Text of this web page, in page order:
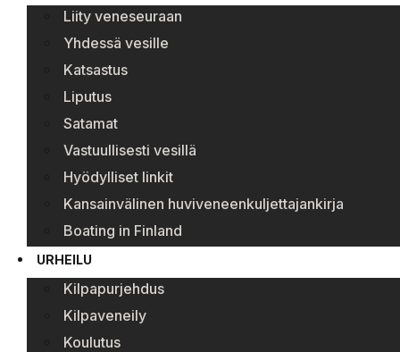
Liity veneseuraan
Yhdessä vesille
Katsastus
Liputus
Satamat
Vastuullisesti vesillä
Hyödylliset linkit
Kansainvälinen huviveneenkuljettajankirja
Boating in Finland
URHEILU
Kilpapurjehdus
Kilpaveneily
Koulutus